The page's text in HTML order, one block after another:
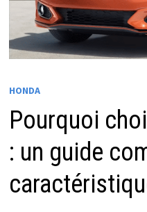
HONDA
Pourquoi
: un guide